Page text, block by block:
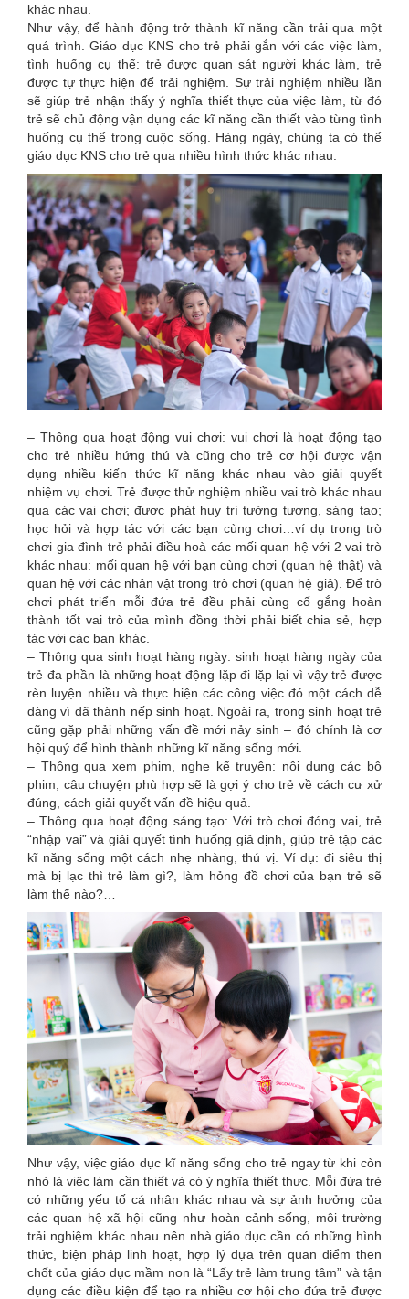
khác nhau.
Như vậy, để hành động trở thành kĩ năng cần trải qua một
quá trình. Giáo dục KNS cho trẻ phải gắn với các việc làm,
tình huống cụ thể: trẻ được quan sát người khác làm, trẻ
được tự thực hiện để trải nghiệm. Sự trải nghiệm nhiều lần
sẽ giúp trẻ nhận thấy ý nghĩa thiết thực của việc làm, từ đó
trẻ sẽ chủ động vận dụng các kĩ năng cần thiết vào từng tình
huống cụ thể trong cuộc sống. Hàng ngày, chúng ta có thể
giáo dục KNS cho trẻ qua nhiều hình thức khác nhau:
– Thông qua hoạt động vui chơi: vui chơi là hoạt động tạo
cho trẻ nhiều hứng thú và cũng cho trẻ cơ hội được vận
dụng nhiều kiến thức kĩ năng khác nhau vào giải quyết
nhiệm vụ chơi. Trẻ được thử nghiệm nhiều vai trò khác nhau
qua các vai chơi; được phát huy trí tưởng tượng, sáng tạo;
học hỏi và hợp tác với các bạn cùng chơi…ví dụ trong trò
chơi gia đình trẻ phải điều hoà các mối quan hệ với 2 vai trò
khác nhau: mối quan hệ với bạn cùng chơi (quan hệ thật) và
quan hệ với các nhân vật trong trò chơi (quan hệ giả). Để trò
chơi phát triển mỗi đứa trẻ đều phải cùng cố gắng hoàn
thành tốt vai trò của mình đồng thời phải biết chia sẻ, hợp
tác với các bạn khác.
– Thông qua sinh hoạt hàng ngày: sinh hoạt hàng ngày của
trẻ đa phần là những hoạt động lặp đi lặp lại vì vậy trẻ được
rèn luyện nhiều và thực hiện các công việc đó một cách dễ
dàng vì đã thành nếp sinh hoạt. Ngoài ra, trong sinh hoạt trẻ
cũng gặp phải những vấn đề mới nảy sinh – đó chính là cơ
hội quý để hình thành những kĩ năng sống mới.
– Thông qua xem phim, nghe kể truyện: nội dung các bộ
phim, câu chuyện phù hợp sẽ là gợi ý cho trẻ về cách cư xử
đúng, cách giải quyết vấn đề hiệu quả.
– Thông qua hoạt động sáng tạo: Với trò chơi đóng vai, trẻ
“nhập vai” và giải quyết tình huống giả định, giúp trẻ tập các
kĩ năng sống một cách nhẹ nhàng, thú vị. Ví dụ: đi siêu thị
mà bị lạc thì trẻ làm gì?, làm hỏng đồ chơi của bạn trẻ sẽ
làm thế nào?…
Như vậy, việc giáo dục kĩ năng sống cho trẻ ngay từ khi còn
nhỏ là việc làm cần thiết và có ý nghĩa thiết thực. Mỗi đứa trẻ
có những yếu tố cá nhân khác nhau và sự ảnh hưởng của
các quan hệ xã hội cũng như hoàn cảnh sống, môi trường
trải nghiệm khác nhau nên nhà giáo dục cần có những hình
thức, biện pháp linh hoạt, hợp lý dựa trên quan điểm then
chốt của giáo dục mầm non là “Lấy trẻ làm trung tâm” và tận
dụng các điều kiện để tạo ra nhiều cơ hội cho đứa trẻ được